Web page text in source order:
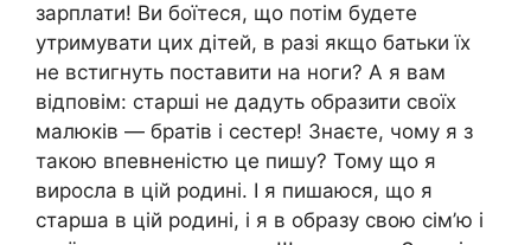
зарплати! Ви боїтеся, що потім будете
утримувати цих дітей, в разі якщо батьки їх
не встигнуть поставити на ноги? А я вам
відповім: старші не дадуть образити своїх
малюків — братів і сестер! Знаєте, чому я з
такою впевненістю це пишу? Тому що я
виросла в цій родині. І я пишаюся, що я
старша в цій родині, і я в образу свою сім’ю і